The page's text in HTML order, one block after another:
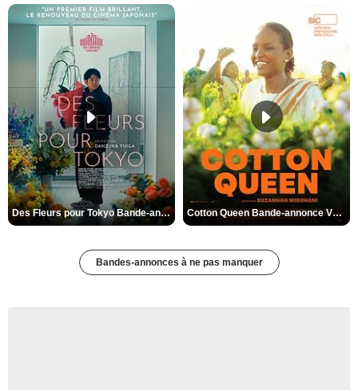
Des Fleurs pour Tokyo Bande-annonce VO STFR Cotton Queen Bande-annonce VO STFR
Bandes-annonces à ne pas manquer